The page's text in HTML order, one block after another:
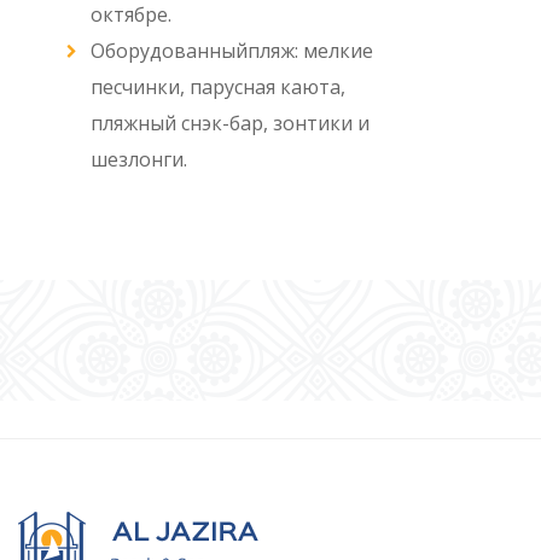
октябре.
Оборудованныйпляж: мелкие
песчинки, парусная каюта,
пляжный снэк-бар, зонтики и
шезлонги.